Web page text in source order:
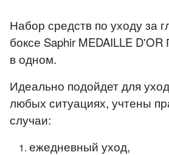
Набор средств по уходу за
боксе Saphir MEDAILLE
в одном.
Идеально подойдет для
любых ситуациях, учтены
случаи:
ежедневный уход,